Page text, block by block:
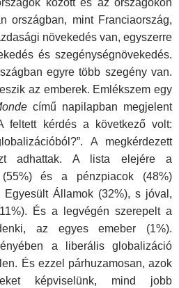
között és az országokon
országban, mint Franciaország,
növekedés van, egyszerre
és szegénységnövekedés.
egyre több szegény van.
az emberek. Emlékszem egy
című napilapban megjelent
feltett kérdés a következő volt:
A megkérdezett
adhattak. A lista elejére a
(55%) és a pénzpiacok (48%)
Államok (32%), s jóval,
És a legvégén szerepelt a
az egyes emeber (1%).
a liberális globalizáció
És ezzel párhuzamosan, azok
képviselünk, mind jobb